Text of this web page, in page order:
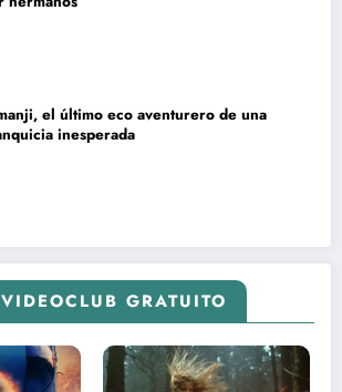
el último eco aventurero de una
inesperada
GRATUITO